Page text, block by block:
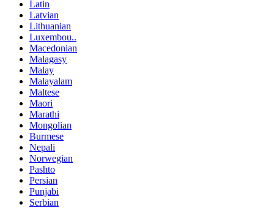
Latin
Latvian
Lithuanian
Luxembou..
Macedonian
Malagasy
Malay
Malayalam
Maltese
Maori
Marathi
Mongolian
Burmese
Nepali
Norwegian
Pashto
Persian
Punjabi
Serbian